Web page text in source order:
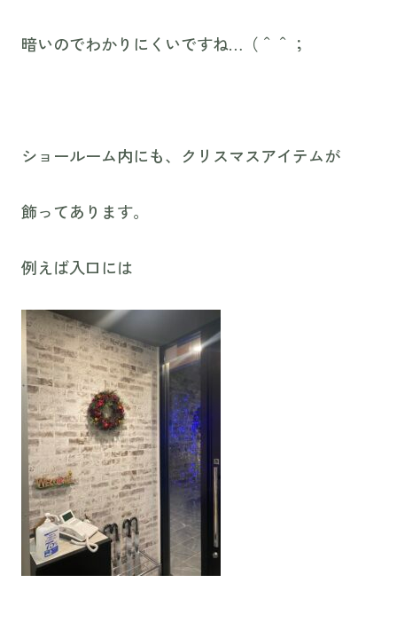
暗いのでわかりにくいですね…（＾＾；
ショールーム内にも、クリスマスアイテムが
飾ってあります。
例えば入口には